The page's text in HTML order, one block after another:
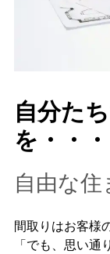
自分た
を・・・
自由な
間取りはお客様
「でも、思い